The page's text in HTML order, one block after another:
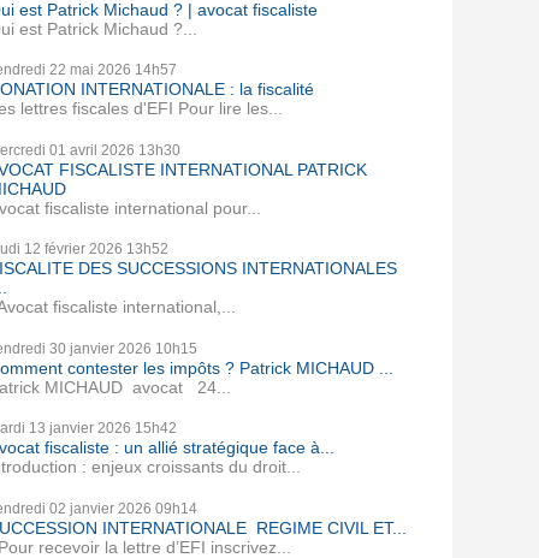
est Patrick Michaud ? | avocat fiscaliste
est Patrick Michaud ?...
22 mai 2026 14h57
INTERNATIONALE : la fiscalité
lettres fiscales d'EFI Pour lire les...
01 avril 2026 13h30
FISCALISTE INTERNATIONAL PATRICK
fiscaliste international pour...
12 février 2026 13h52
DES SUCCESSIONS INTERNATIONALES
fiscaliste international,...
30 janvier 2026 10h15
contester les impôts ? Patrick MICHAUD ...
MICHAUD avocat 24...
13 janvier 2026 15h42
fiscaliste : un allié stratégique face à...
: enjeux croissants du droit...
02 janvier 2026 09h14
INTERNATIONALE REGIME CIVIL ET...
recevoir la lettre d’EFI inscrivez...